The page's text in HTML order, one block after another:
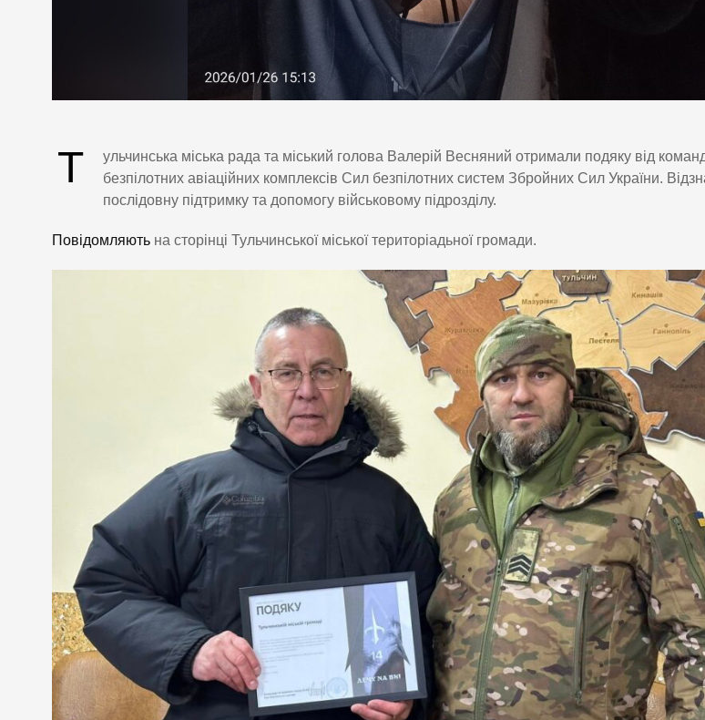
Т
ульчинська міська рада та міський голова Валерій Весняний отримали подяку від
безпілотних авіаційних комплексів Сил безпілотних систем Збройних Сил України.
послідовну підтримку та допомогу військовому підрозділу.
Повідомляють на сторінці Тульчинської міської територіадьної громади.